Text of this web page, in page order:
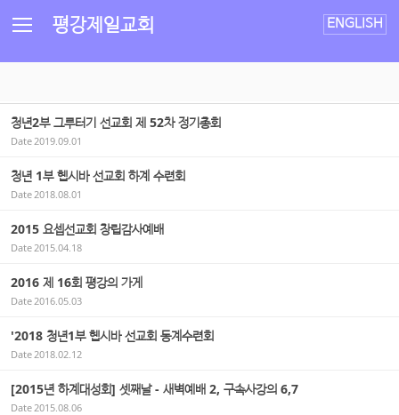
평강제일교회 ENGLISH
청년2부 그루터기 선교회 제 52차 정기총회
Date2019.09.01
청년 1부 헵시바 선교회 하계 수련회
Date2018.08.01
2015 요셉선교회 창립감사예배
Date2015.04.18
2016 제 16회 평강의 가게
Date2016.05.03
' 2018 청년1부 헵시바 선교회 동계수련회
Date2018.02.12
[2015년 하계대성회] 셋째날 - 새벽예배 2, 구속사강의 6,7
Date2015.08.06